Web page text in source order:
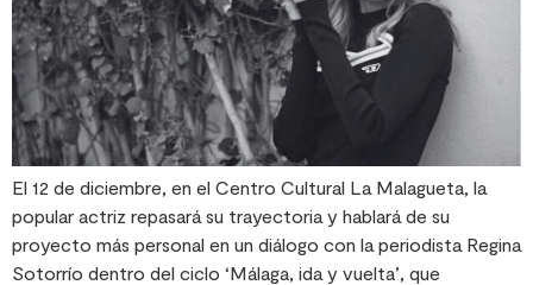
El 12 de diciembre, en el Centro Cultural La Malagueta, la
popular actriz repasará su trayectoria y hablará de su
proyecto más personal en un diálogo con la periodista Regina
Sotorrío dentro del ciclo ‘Málaga, ida y vuelta’, que